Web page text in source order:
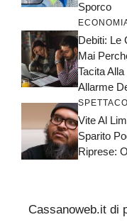
Sporco
Debiti: Le
Mai
Tacita
Allarme
Vite Al
Sparito
Riprese:
Cassanoweb.it di